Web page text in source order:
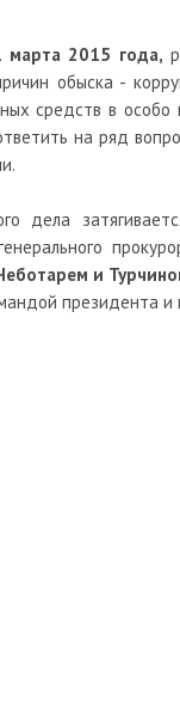
марта 2015 года,
обыска -
средств в
на ряд
дела
и
президента и